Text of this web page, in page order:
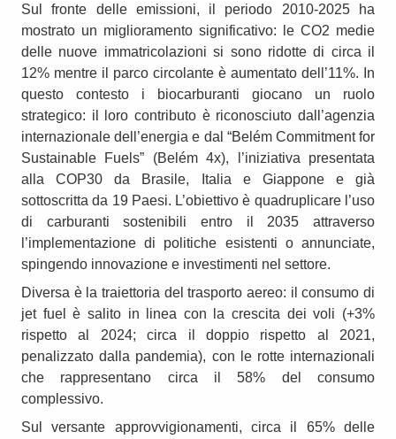
Sul fronte delle emissioni, il periodo 2010‑2025 ha
mostrato un miglioramento significativo: le CO2 medie
delle nuove immatricolazioni si sono ridotte di circa il
12% mentre il parco circolante è aumentato dell’11%. In
questo contesto i biocarburanti giocano un ruolo
strategico: il loro contributo è riconosciuto dall’agenzia
internazionale dell’energia e dal “Belém Commitment for
Sustainable Fuels” (Belém 4x), l’iniziativa presentata
alla COP30 da Brasile, Italia e Giappone e già
sottoscritta da 19 Paesi. L’obiettivo è quadruplicare l’uso
di carburanti sostenibili entro il 2035 attraverso
l’implementazione di politiche esistenti o annunciate,
spingendo innovazione e investimenti nel settore.
Diversa è la traiettoria del trasporto aereo: il consumo di
jet fuel è salito in linea con la crescita dei voli (+3%
rispetto al 2024; circa il doppio rispetto al 2021,
penalizzato dalla pandemia), con le rotte internazionali
che rappresentano circa il 58% del consumo
complessivo.
Sul versante approvvigionamenti, circa il 65% delle